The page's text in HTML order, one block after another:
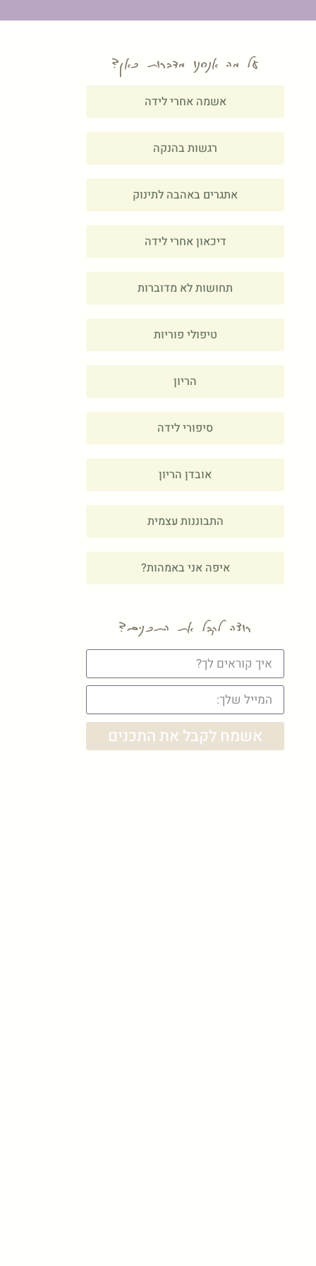
על מה אנחנו מדברות כאן?
אשמה אחרי לידה
רגשות בהנקה
אתגרים באהבה לתינוק
דיכאון אחרי לידה
תחושות לא מדוברות
טיפולי פוריות
הריון
סיפורי לידה
אובדן הריון
התבוננות עצמית
איפה אני באמהות?
רוצה לקבל את התכנים?
אשמח לקבל את התכנים